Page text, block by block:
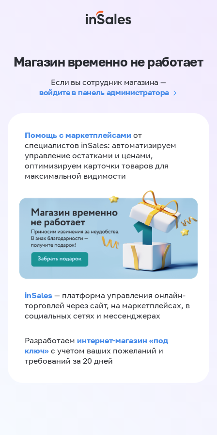
Магазин временно не работает
Если вы сотрудник магазина —
войдите в панель администратора
Помощь с маркетплейсами от
специалистов inSales: автоматизируем
управление остатками и ценами,
оптимизируем карточки товаров для
максимальной видимости
inSales — платформа управления онлайн-
торговлей через сайт, на маркетплейсах, в
социальных сетях и мессенджерах
Разработаем интернет-магазин «‎под
ключ»‎ с учетом ваших пожеланий и
требований за 20 дней